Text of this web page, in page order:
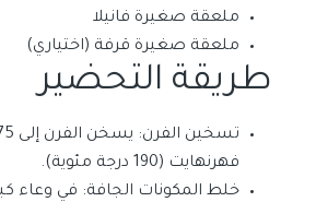
ملعقة صغيرة فانيلا
ملعقة صغيرة قرفة (اختياري)
طريقة التحضير
فهرنهايت (190 درجة مئوية).
خلط المكونات الجافة: في وعاء